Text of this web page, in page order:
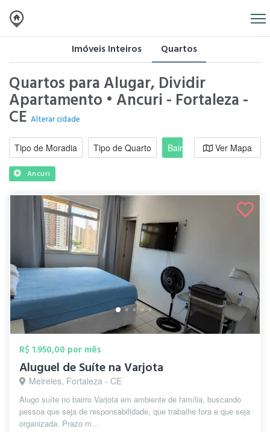
Imóveis Inteiros Quartos
Quartos para Alugar, Dividir
Apartamento • Ancuri - Fortaleza -
CE Alterar cidade
Tipo de Moradia Tipo de Quarto Bairro / RegiãoVer Mapa
Ancuri
R$ 1.950,00 por mês
Aluguel de Suíte na Varjota
Meireles, Fortaleza - CE
Alugo suíte no bairro Varjota em ambiente de família, buscando
pessoa que seja de responsabilidade, que trabalhe fora e que seja
organizada. Prazo m...